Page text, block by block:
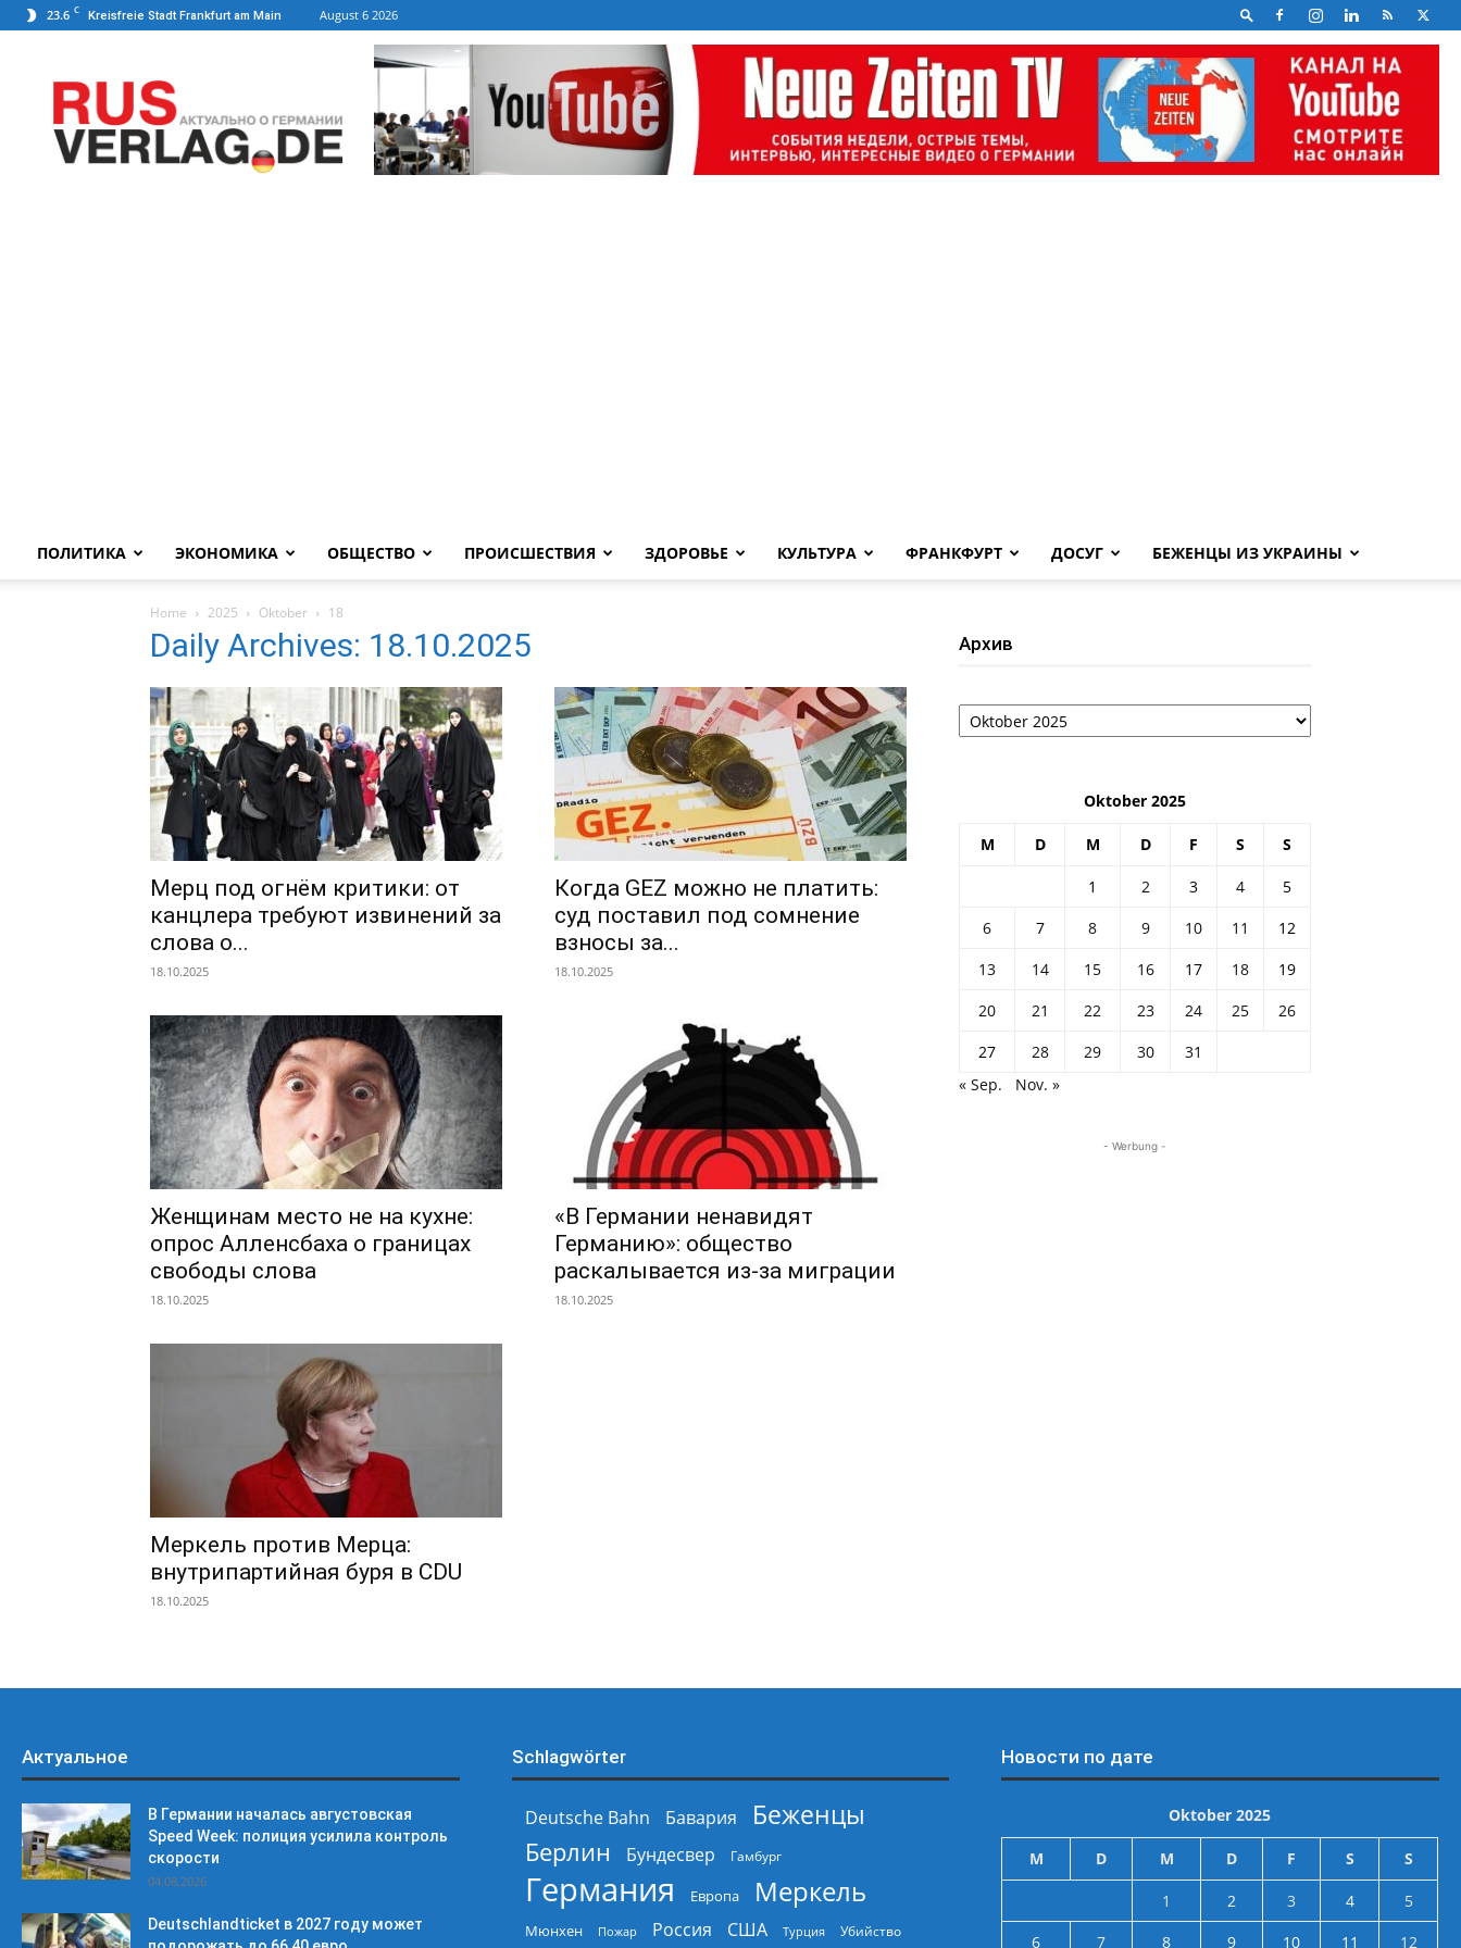
23.6 C Kreisfreie Stadt Frankfurt am Main August 6 2026
ПОЛИТИКА ЭКОНОМИКА ОБЩЕСТВО ПРОИСШЕСТВИЯ ЗДОРОВЬЕ КУЛЬТУРА ФРАНКФУРТ ДОСУГ БЕЖЕНЦЫ ИЗ УКРАИНЫ
Home 2025 Oktober 18
Daily Archives: 18.10.2025
Мерц под огнём критики: от
канцлера требуют извинений за
слова о...
18.10.2025
Когда GEZ можно не платить:
суд поставил под сомнение
взносы за...
18.10.2025
Женщинам место не на кухне:
опрос Алленсбаха о границах
свободы слова
18.10.2025
«В Германии ненавидят
Германию»: общество
раскалывается из-за миграции
18.10.2025
Меркель против Мерца:
внутрипартийная буря в CDU
18.10.2025
Архив
Архив
Oktober 2025
M D M D F S S
1 2 3 4
5
6
7 8 9 10 11
12
13
14 15 16 17 18
19
20
21 22 23 24 25
26
27
28 29 30
31
« Sep.
Nov. »
- Werbung -
Актуальное
В Германии началась августовская
Speed Week: полиция усилила контроль
скорости
04.08.2026
Deutschlandticket в 2027 году может
Schlagwörter
Deutsche Bahn Бавария
Беженцы
Берлин
Бундесвер Гамбург
Германия Европа Меркель
Мюнхен Пожар Россия США Турция Убийство
Новости по дате
Oktober 2025
M D M D F S S
1 2 3 4
5
6
7 8 9 10 11 12